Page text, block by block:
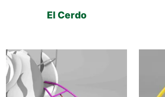
El Cerdo